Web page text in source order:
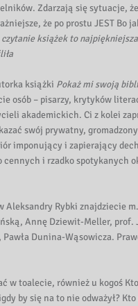
Zdarzają się sytuacje,
że po prostu JEST Bo
czytanie książek to
książki Pokaż mi swoją
osób – pisarzy, krytyków
akademickich. Ci z kolei
swój prywatny,
imponujący i zapierający
i rzadko spotykanych
Aleksandry Rybki znajdziecie
Annę Dziewit-Meller, prof.
Dunina-Wąsowicza.
w toalecie, również u kogoś
by się na to nie odważył?